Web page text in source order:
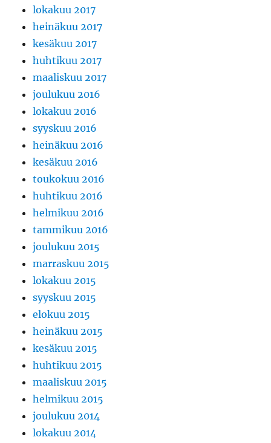
lokakuu 2017
heinäkuu 2017
kesäkuu 2017
huhtikuu 2017
maaliskuu 2017
joulukuu 2016
lokakuu 2016
syyskuu 2016
heinäkuu 2016
kesäkuu 2016
toukokuu 2016
huhtikuu 2016
helmikuu 2016
tammikuu 2016
joulukuu 2015
marraskuu 2015
lokakuu 2015
syyskuu 2015
elokuu 2015
heinäkuu 2015
kesäkuu 2015
huhtikuu 2015
maaliskuu 2015
helmikuu 2015
joulukuu 2014
lokakuu 2014